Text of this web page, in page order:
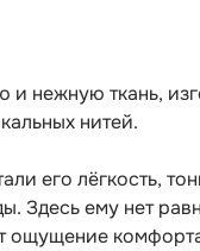
и нежную ткань,
нитей.
его лёгкость,
Здесь ему нет
ощущение